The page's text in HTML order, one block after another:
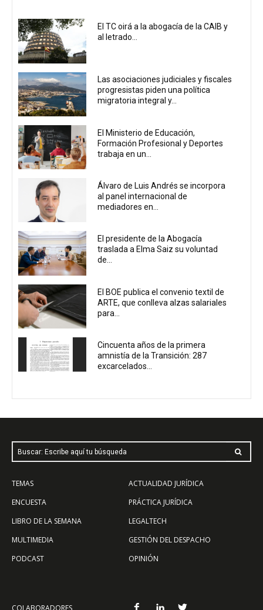
El TC oirá a la abogacía de la CAIB y
al letrado...
Las asociaciones judiciales y fiscales
progresistas piden una política
migratoria integral y...
El Ministerio de Educación,
Formación Profesional y Deportes
trabaja en un...
Álvaro de Luis Andrés se incorpora
al panel internacional de
mediadores en...
El presidente de la Abogacía
traslada a Elma Saiz su voluntad
de...
El BOE publica el convenio textil de
ARTE, que conlleva alzas salariales
para...
Cincuenta años de la primera
amnistía de la Transición: 287
excarcelados...
Buscar: Escribe aquí tu búsqueda
TEMAS
ENCUESTA
LIBRO DE LA SEMANA
MULTIMEDIA
PODCAST
ACTUALIDAD JURÍDICA
PRÁCTICA JURÍDICA
LEGALTECH
GESTIÓN DEL DESPACHO
OPINIÓN